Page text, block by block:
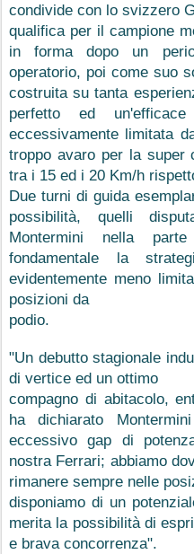
condivide con lo svizzero
qualifica per il campione
in forma dopo un
operatorio, poi come suo
costruita su tanta
perfetto ed
eccessivamente limitata
troppo avaro per la super
tra i 15 ed i 20 Km/h
Due turni di guida
possibilità, quelli
Montermini nella
fondamentale la
evidentemente meno
posizioni da
podio.
"Un debutto stagionale
di vertice ed un ottimo
compagno di abitacolo,
ha dichiarato
eccessivo gap di
nostra Ferrari; abbiamo
rimanere sempre nelle
disponiamo di un
merita la possibilità di
e brava concorrenza".